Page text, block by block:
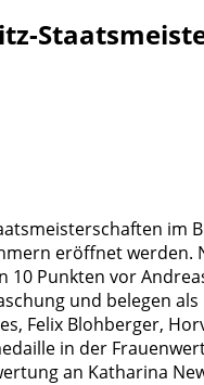
im
eröffnet werden.
10 Punkten vor
und belegen
Felix Blohberger,
in der
an Katharina